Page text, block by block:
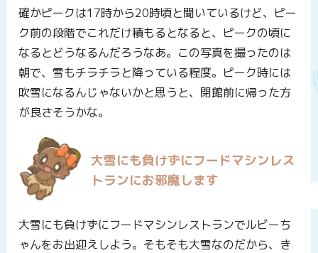
確かピークは17時から20時頃と聞いているけど、ピー
ク前の段階でこれだけ積もるとなると、ピークの頃に
なるとどうなるんだろうなあ。この写真を撮ったのは
朝で、雪もチラチラと降っている程度。ピーク時には
吹雪になるんじゃないかと思うと、閉館前に帰った方
が良さそうかな。
大雪にも負けずにフードマシンレス
トランにお邪魔します
大雪にも負けずにフードマシンレストランでルビーち
ゃんをお出迎えしよう。そもそも大雪なのだから、き